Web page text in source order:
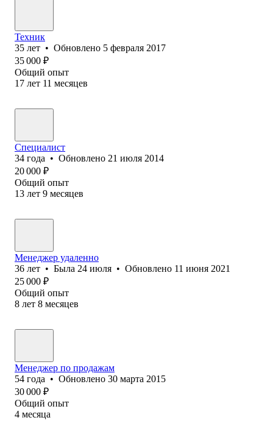
Техник
35 лет • Обновлено 5 февраля 2017
35 000 ₽
Общий опыт
17 лет 11 месяцев
Специалист
34 года • Обновлено 21 июля 2014
20 000 ₽
Общий опыт
13 лет 9 месяцев
Менеджер удаленно
36 лет • Была 24 июля • Обновлено 11 июня 2021
25 000 ₽
Общий опыт
8 лет 8 месяцев
Менеджер по продажам
54 года • Обновлено 30 марта 2015
30 000 ₽
Общий опыт
4 месяца